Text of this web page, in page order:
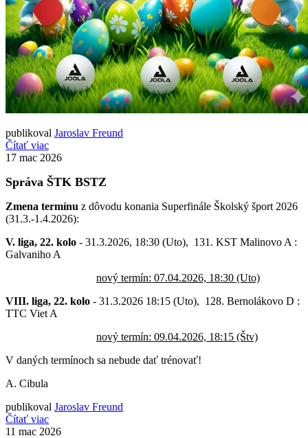
publikoval Jaroslav Freund
Čítať viac
17 mac 2026
Správa ŠTK BSTZ
Zmena termínu z dôvodu konania Superfinále Školský šport 2026
(31.3.-1.4.2026):
V. liga, 22. kolo - 31.3.2026, 18:30 (Uto), 131. KST Malinovo A :
Galvaniho A
nový termín: 07.04.2026, 18:30 (Uto)
VIII. liga, 22. kolo - 31.3.2026 18:15 (Uto), 128. Bernolákovo D :
TTC Viet A
nový termín: 09.04.2026, 18:15 (Štv)
V daných termínoch sa nebude dať trénovať!
A. Cibula
publikoval Jaroslav Freund
Čítať viac
11 mac 2026